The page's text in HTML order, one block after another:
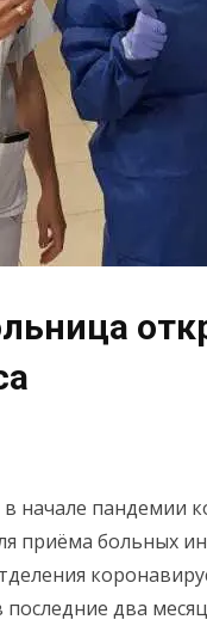
начале пандемии
приёма больных
два